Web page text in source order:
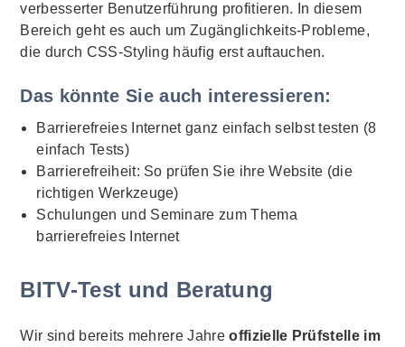
verbesserter Benutzerführung profitieren. In diesem
Bereich geht es auch um Zugänglichkeits-Probleme,
die durch CSS-Styling häufig erst auftauchen.
Das könnte Sie auch interessieren:
Barrierefreies Internet ganz einfach selbst testen (8
einfach Tests)
Barrierefreiheit: So prüfen Sie ihre Website (die
richtigen Werkzeuge)
Schulungen und Seminare zum Thema
barrierefreies Internet
BITV-Test und Beratung
Wir sind bereits mehrere Jahreoffizielle Prüfstelle im